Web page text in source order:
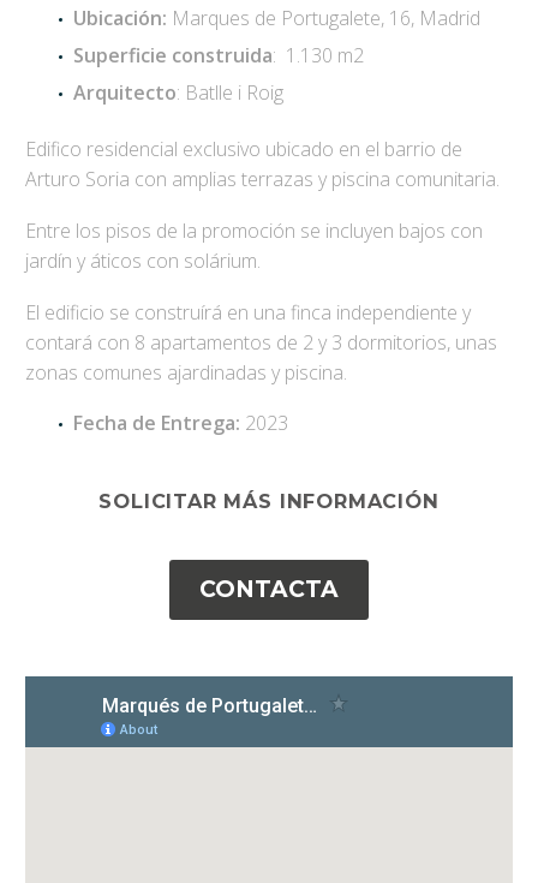
Ubicación: Marques de Portugalete, 16, Madrid
Superficie construida: 1.130 m2
Arquitecto: Batlle i Roig
Edifico residencial exclusivo ubicado en el barrio de
Arturo Soria con amplias terrazas y piscina comunitaria.
Entre los pisos de la promoción se incluyen bajos con
jardín y áticos con solárium.
El edificio se construírá en una finca independiente y
contará con 8 apartamentos de 2 y 3 dormitorios, unas
zonas comunes ajardinadas y piscina.
Fecha de Entrega: 2023
SOLICITAR MÁS INFORMACIÓN
CONTACTA